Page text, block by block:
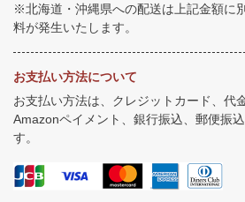
※北海道・沖縄県への配送は上記金額に
料が発生いたします。
お支払い方法について
お支払い方法は、クレジットカード、代
Amazonペイメント、銀行振込、郵便振
す。